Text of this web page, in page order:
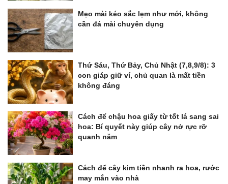
Mẹo mài kéo sắc lẹm như mới, không
cần đá mài chuyên dụng
Thứ Sáu, Thứ Bảy, Chủ Nhật (7,8,9/8): 3
con giáp giữ ví, chủ quan là mất tiền
không đáng
Cách để chậu hoa giấy từ tốt lá sang sai
hoa: Bí quyết này giúp cây nở rực rỡ
quanh năm
Cách để cây kim tiền nhanh ra hoa, rước
may mắn vào nhà